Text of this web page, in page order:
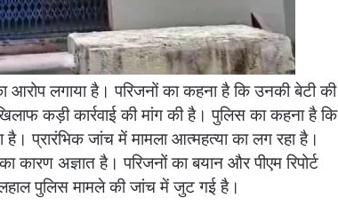
आरोप लगाया है। परिजनों का कहना है कि उनकी बेटी की
कड़ी कार्रवाई की मांग की है। पुलिस का कहना है कि
है। प्रारंभिक जांच में मामला आत्महत्या का लग रहा है।
अज्ञात है। परिजनों का बयान और पीएम रिपोर्ट
पुलिस मामले की जांच में जुट गई है।